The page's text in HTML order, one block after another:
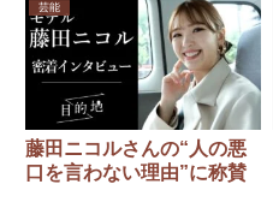
芸能
藤田ニコルさんの“人の悪
口を言わない理由”に称賛